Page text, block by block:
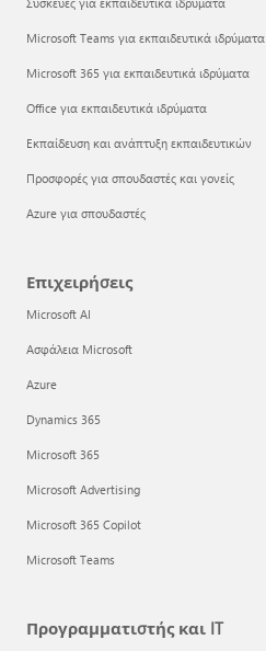
Microsoft Teams για εκπαιδευτικά ιδρύματα
Microsoft 365 για εκπαιδευτικά ιδρύματα
Office για εκπαιδευτικά ιδρύματα
Εκπαίδευση και ανάπτυξη εκπαιδευτικών
Προσφορές για σπουδαστές και γονείς
Azure για σπουδαστές
Επιχειρήσεις
Microsoft AI
Ασφάλεια Microsoft
Azure
Dynamics 365
Microsoft 365
Microsoft Advertising
Microsoft 365 Copilot
Microsoft Teams
Προγραμματιστής και IT